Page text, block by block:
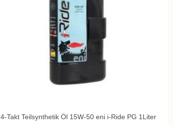
4-Takt Teilsynthetik Öl 15W-50 eni i-Ride PG 1Liter